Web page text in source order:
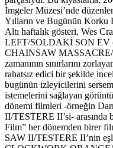
İmgeler Müzesi’nde
Yılların ve Bugünün Korku
Altı haftalık gösteri, Wes
LEFT/SOLDAKİ SON EV
CHAINSAW
zamanının sınırlarını
rahatsız edici bir şekilde
bugünün izleyicilerini
istemelerini sağlayan
dönemi filmleri -örneğin
II/TESTERE II’si- arasında
Film” her dönemden birer
SAW II/TESTERE II’nin